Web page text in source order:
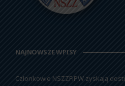
NAJNOWSZE WPISY
Członkowie NSZZFiPW zyskają